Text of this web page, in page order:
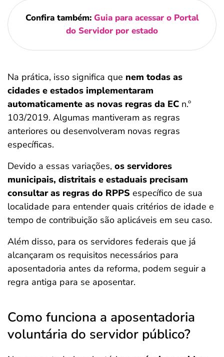
Confira também: Guia para acessar o Portal
do Servidor por estado
Na prática, isso significa que nem todas as
cidades e estados implementaram
automaticamente as novas regras da EC n.º
103/2019. Algumas mantiveram as regras
anteriores ou desenvolveram novas regras
específicas.
Devido a essas variações, os servidores
municipais, distritais e estaduais precisam
consultar as regras do RPPS específico de sua
localidade para entender quais critérios de idade e
tempo de contribuição são aplicáveis em seu caso.
Além disso, para os servidores federais que já
alcançaram os requisitos necessários para
aposentadoria antes da reforma, podem seguir a
regra antiga para se aposentar.
Como funciona a aposentadoria
voluntária do servidor público?